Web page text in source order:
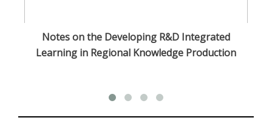
Notes on the Developing R&D Integrated
Learning in Regional Knowledge Production